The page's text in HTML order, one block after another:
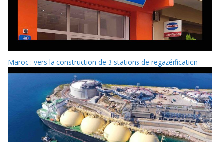
Maroc : vers la construction de 3 stations de regazéification